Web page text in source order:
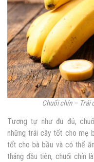
Chuối chín – Trái
Tương tự như đu đủ,
những trái cây tốt cho mẹ
tốt cho bà bầu và có thể
tháng đầu tiên, chuối chín